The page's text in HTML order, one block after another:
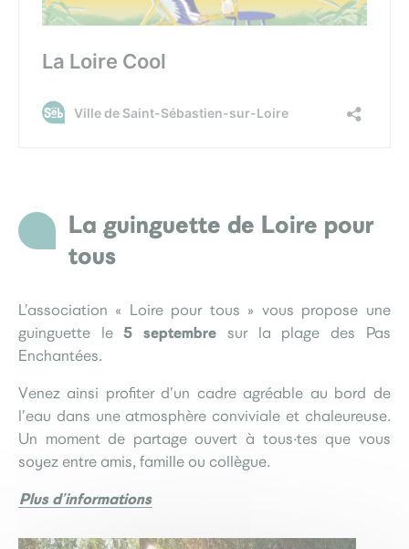
La guinguette de Loire pour
tous
L’association « Loire pour tous » vous propose une
guinguette le5 septembre sur la plage des Pas
Enchantées.
Venez ainsi profiter d’un cadre agréable au bord de
l’eau dans une atmosphère conviviale et chaleureuse.
Un moment de partage ouvert à tous·tes que vous
soyez entre amis, famille ou collègue.
Plus d’informations